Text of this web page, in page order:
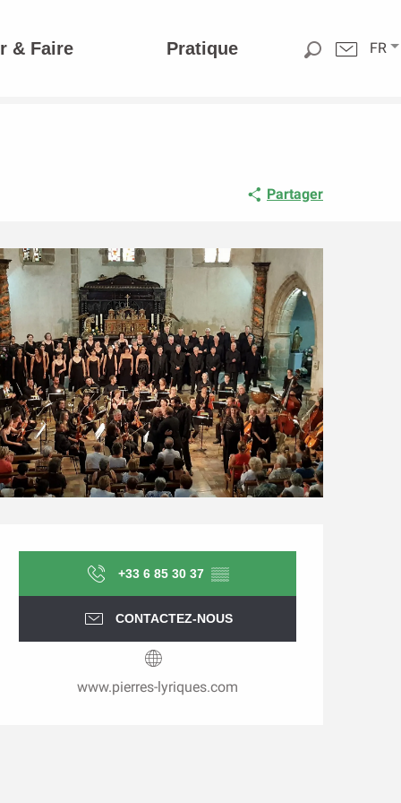
FR
& Faire Pratique
Partager
et
+33 6 85 30 37 ▒▒
CONTACTEZ-NOUS
www.pierres-lyriques.com